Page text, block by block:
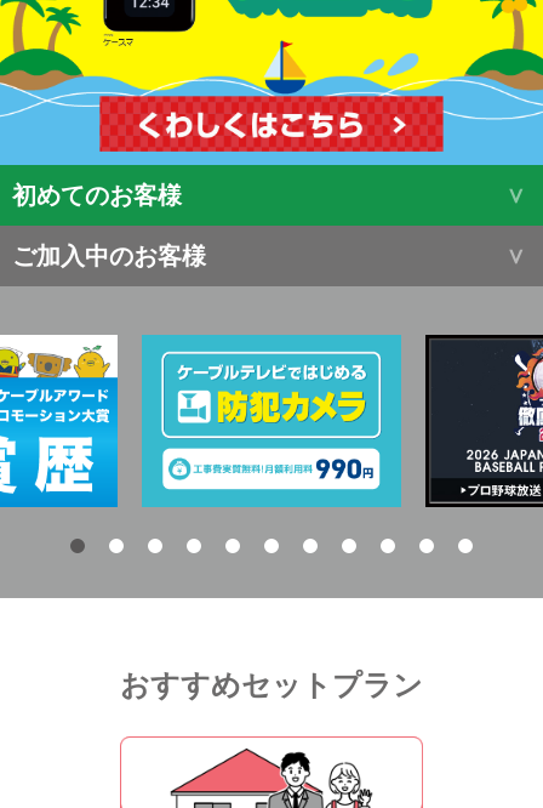
初めてのお客様
ご加入中のお客様
おすすめセットプラン